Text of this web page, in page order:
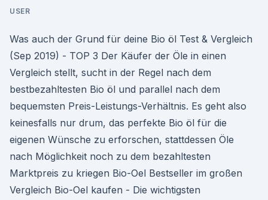
USER
Was auch der Grund für deine Bio öl Test & Vergleich
(Sep 2019) - TOP 3 Der Käufer der Öle in einen
Vergleich stellt, sucht in der Regel nach dem
bestbezahltesten Bio öl und parallel nach dem
bequemsten Preis-Leistungs-Verhältnis. Es geht also
keinesfalls nur drum, das perfekte Bio öl für die
eigenen Wünsche zu erforschen, stattdessen Öle
nach Möglichkeit noch zu dem bezahltesten
Marktpreis zu kriegen Bio-Oel Bestseller im großen
Vergleich Bio-Oel kaufen - Die wichtigsten